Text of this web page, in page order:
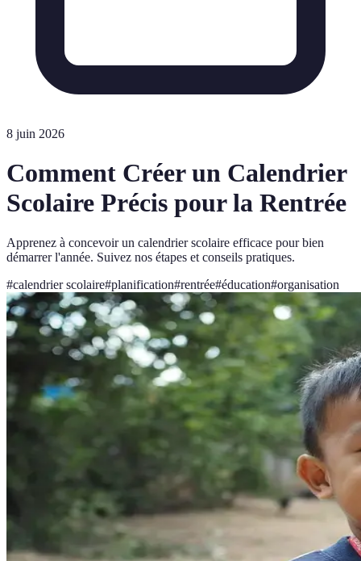
8 juin 2026
Comment Créer un Calendrier
Scolaire Précis pour la Rentrée
Apprenez à concevoir un calendrier scolaire efficace pour bien
démarrer l'année. Suivez nos étapes et conseils pratiques.
#calendrier scolaire#planification#rentrée#éducation#organisation